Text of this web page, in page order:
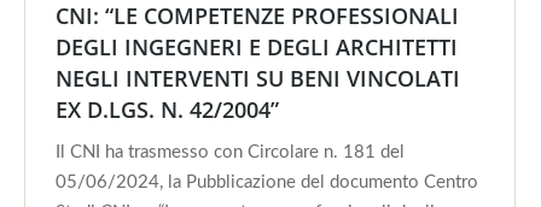
CNI: “LE COMPETENZE PROFESSIONALI
DEGLI INGEGNERI E DEGLI ARCHITETTI
NEGLI INTERVENTI SU BENI VINCOLATI
EX D.LGS. N. 42/2004”
Il CNI ha trasmesso con Circolare n. 181 del
05/06/2024, la Pubblicazione del documento Centro